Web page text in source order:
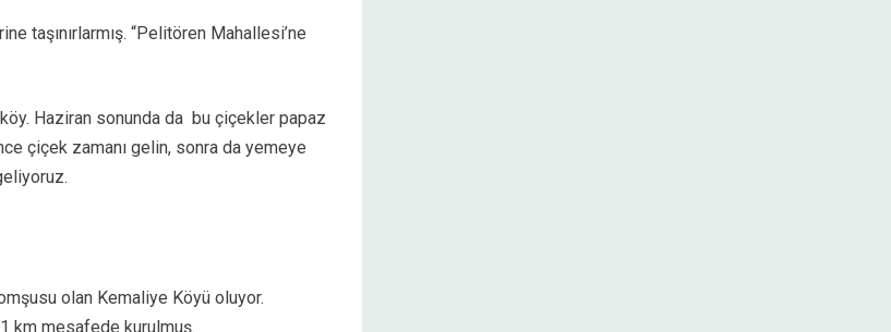
taşınırlarmış. “Pelitören Mahallesi’ne
Haziran sonunda da bu çiçekler papaz
çiçek zamanı gelin, sonra da yemeye
olan Kemaliye Köyü oluyor.
km mesafede kurulmuş.